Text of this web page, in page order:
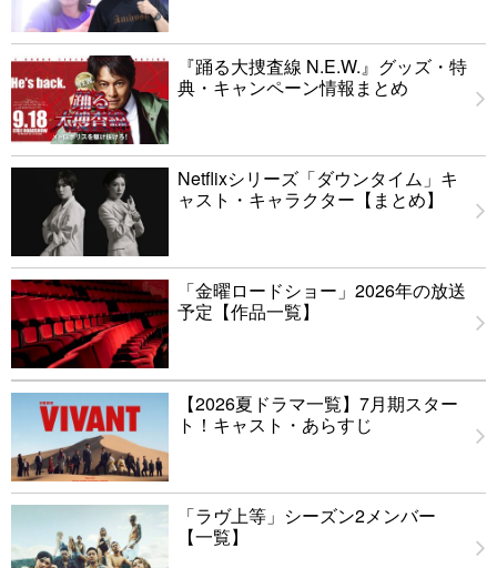
『踊る大捜査線 N.E.W.』グッズ・特
典・キャンペーン情報まとめ
Netflixシリーズ「ダウンタイム」キ
ャスト・キャラクター【まとめ】
「金曜ロードショー」2026年の放送
予定【作品一覧】
【2026夏ドラマ一覧】7月期スター
ト！キャスト・あらすじ
「ラヴ上等」シーズン2メンバー
【一覧】